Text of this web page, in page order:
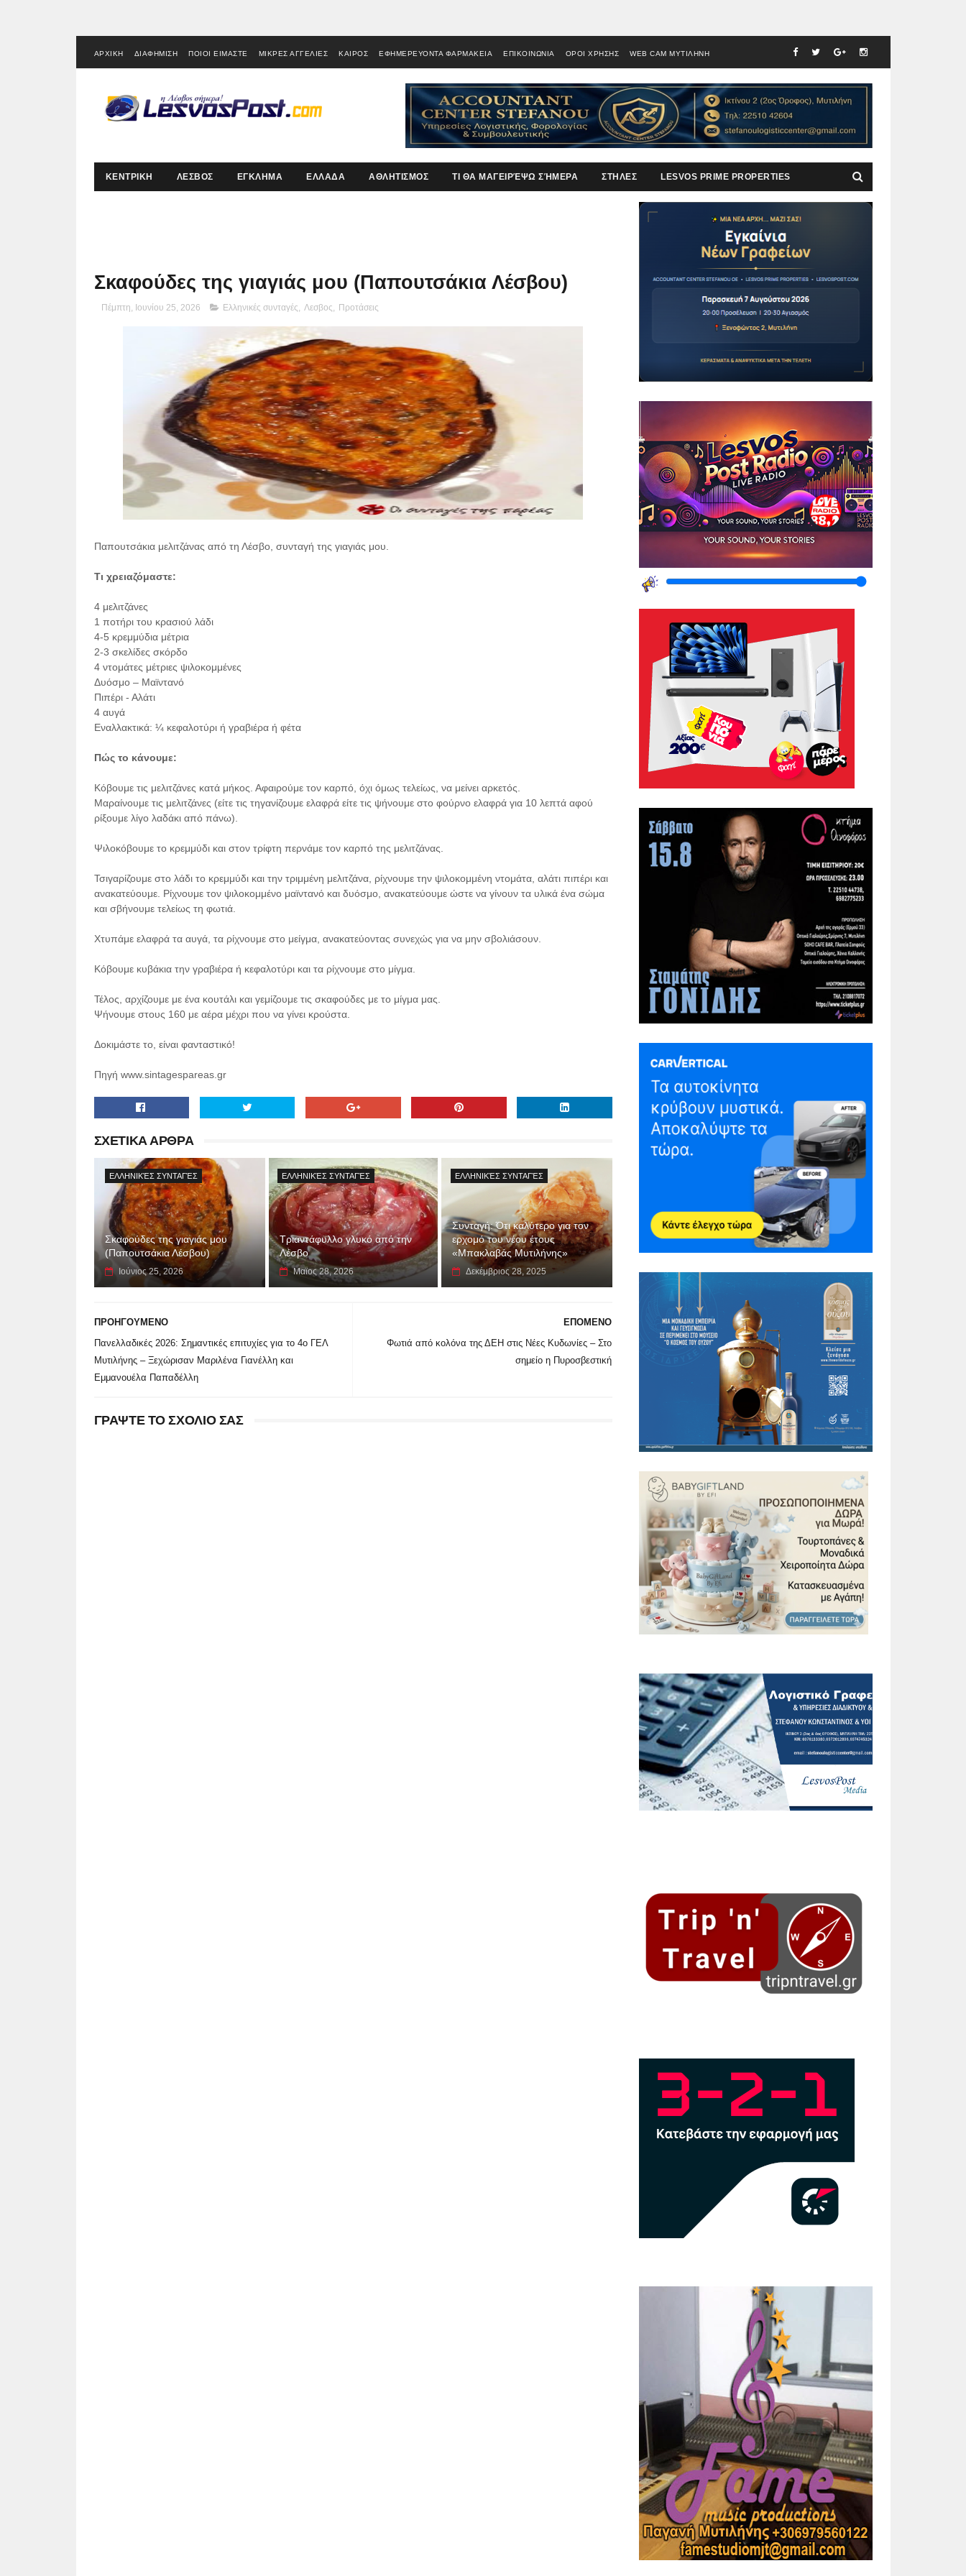
ΑΡΧΙΚΗ ΔΙΑΦΗΜΙΣΗ ΠΟΙΟΙ ΕΙΜΑΣΤΕ ΜΙΚΡΕΣ ΑΓΓΕΛΙΕΣ ΚΑΙΡΟΣ ΕΦΗΜΕΡΕΥΟΝΤΑ ΦΑΡΜΑΚΕΙΑ ΕΠΙΚΟΙΝΩΝΙΑ ΟΡΟΙ ΧΡΗΣΗΣ WEB CAM ΜΥΤΙΛΗΝΗ
ΚΕΝΤΡΙΚΗ ΛΕΣΒΟΣ ΕΓΚΛΗΜΑ ΕΛΛΑΔΑ ΑΘΛΗΤΙΣΜΟΣ ΤΙ ΘΑ ΜΑΓΕΙΡΈΨΩ ΣΉΜΕΡΑ ΣΤΗΛΕΣ LESVOS PRIME PROPERTIES
Σκαφούδες της γιαγιάς μου (Παπουτσάκια Λέσβου)
Πέμπτη, Ιουνίου 25, 2026 Ελληνικές συνταγές, Λεσβος, Προτάσεις
Παπουτσάκια μελιτζάνας από τη Λέσβο, συνταγή της γιαγιάς μου.
Τι χρειαζόμαστε:
4 μελιτζάνες
1 ποτήρι του κρασιού λάδι
4-5 κρεμμύδια μέτρια
2-3 σκελίδες σκόρδο
4 ντομάτες μέτριες ψιλοκομμένες
Δυόσμο – Μαϊντανό
Πιπέρι - Αλάτι
4 αυγά
Εναλλακτικά: ¼ κεφαλοτύρι ή γραβιέρα ή φέτα
Πώς το κάνουμε:
Κόβουμε τις μελιτζάνες κατά μήκος. Αφαιρούμε τον καρπό, όχι όμως τελείως, να μείνει αρκετός.
Μαραίνουμε τις μελιτζάνες (είτε τις τηγανίζουμε ελαφρά είτε τις ψήνουμε στο φούρνο ελαφρά για 10 λεπτά αφού
ρίξουμε λίγο λαδάκι από πάνω).
Ψιλοκόβουμε το κρεμμύδι και στον τρίφτη περνάμε τον καρπό της μελιτζάνας.
Τσιγαρίζουμε στο λάδι το κρεμμύδι και την τριμμένη μελιτζάνα, ρίχνουμε την ψιλοκομμένη ντομάτα, αλάτι πιπέρι και
ανακατεύουμε. Ρίχνουμε τον ψιλοκομμένο μαϊντανό και δυόσμο, ανακατεύουμε ώστε να γίνουν τα υλικά ένα σώμα
και σβήνουμε τελείως τη φωτιά.
Χτυπάμε ελαφρά τα αυγά, τα ρίχνουμε στο μείγμα, ανακατεύοντας συνεχώς για να μην σβολιάσουν.
Κόβουμε κυβάκια την γραβιέρα ή κεφαλοτύρι και τα ρίχνουμε στο μίγμα.
Τέλος, αρχίζουμε με ένα κουτάλι και γεμίζουμε τις σκαφούδες με το μίγμα μας.
Ψήνουμε στους 160 με αέρα μέχρι που να γίνει κρούστα.
Δοκιμάστε το, είναι φανταστικό!
Πηγή www.sintagespareas.gr
ΣΧΕΤΙΚΑ ΑΡΘΡΑ
ΕΛΛΗΝΙΚΈΣ ΣΥΝΤΑΓΈΣ
Σκαφούδες της γιαγιάς μου
(Παπουτσάκια Λέσβου)
Ιούνιος 25, 2026
ΕΛΛΗΝΙΚΈΣ ΣΥΝΤΑΓΈΣ
Τριαντάφυλλο γλυκό από την
Λέσβο
Μαϊος 28, 2026
ΕΛΛΗΝΙΚΈΣ ΣΥΝΤΑΓΈΣ
Συνταγή: Ότι καλύτερο για τον
ερχομό του νέου έτους
«Μπακλαβάς Μυτιλήνης»
Δεκέμβριος 28, 2025
ΕΠΟΜΕΝΟ
Φωτιά από κολόνα της ΔΕΗ στις Νέες Κυδωνίες – Στο
σημείο η Πυροσβεστική
ΠΡΟΗΓΟΥΜΕΝΟ
Πανελλαδικές 2026: Σημαντικές επιτυχίες για το 4ο ΓΕΛ
Μυτιλήνης – Ξεχώρισαν Μαριλένα Γιανέλλη και
Εμμανουέλα Παπαδέλλη
ΓΡΑΨΤΕ ΤΟ ΣΧΟΛΙΟ ΣΑΣ